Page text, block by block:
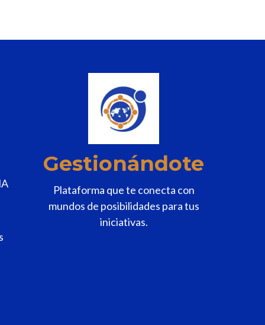
Gestionándote
Plataforma que te conecta con
mundos de posibilidades para tus
iniciativas.